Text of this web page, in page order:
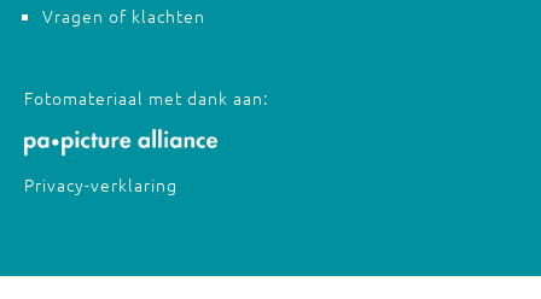
Vragen of klachten
Fotomateriaal met dank aan:
Privacy-verklaring